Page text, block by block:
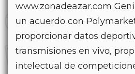
www.zonadeazar.com
un acuerdo con
proporcionar datos
transmisiones en vivo,
intelectual de